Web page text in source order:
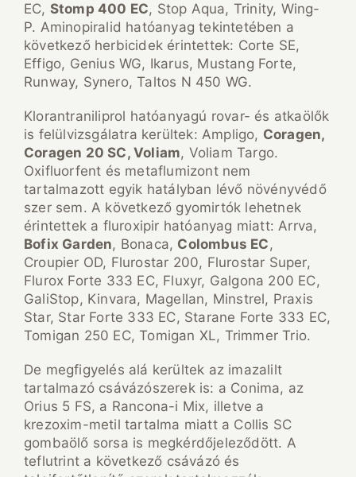
EC, Stomp 400 EC, Stop Aqua, Trinity, Wing-
P. Aminopiralid hatóanyag tekintetében a
következő herbicidek érintettek: Corte SE,
Effigo, Genius WG, Ikarus, Mustang Forte,
Runway, Synero, Taltos N 450 WG.
Klorantraniliprol hatóanyagú rovar- és atkaölők
is felülvizsgálatra kerültek: Ampligo, Coragen,
Coragen 20 SC, Voliam, Voliam Targo.
Oxifluorfent és metaflumizont nem
tartalmazott egyik hatályban lévő növényvédő
szer sem. A következő gyomirtók lehetnek
érintettek a fluroxipir hatóanyag miatt: Arrva,
Bofix Garden, Bonaca, Colombus EC,
Croupier OD, Flurostar 200, Flurostar Super,
Flurox Forte 333 EC, Fluxyr, Galgona 200 EC,
GaliStop, Kinvara, Magellan, Minstrel, Praxis
Star, Star Forte 333 EC, Starane Forte 333 EC,
Tomigan 250 EC, Tomigan XL, Trimmer Trio.
De megfigyelés alá kerültek az imazalilt
tartalmazó csávázószerek is: a Conima, az
Orius 5 FS, a Rancona-i Mix, illetve a
krezoxim-metil tartalma miatt a Collis SC
gombaölő sorsa is megkérdőjeleződött. A
teflutrint a következő csávázó és